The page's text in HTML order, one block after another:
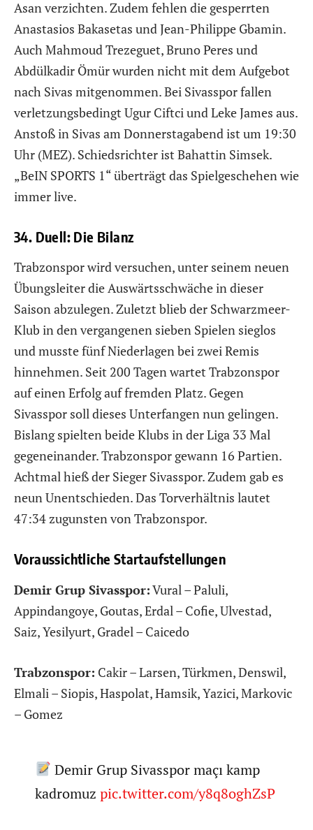
Asan verzichten. Zudem fehlen die gesperrten
Anastasios Bakasetas und Jean-Philippe Gbamin.
Auch Mahmoud Trezeguet, Bruno Peres und
Abdülkadir Ömür wurden nicht mit dem Aufgebot
nach Sivas mitgenommen. Bei Sivasspor fallen
verletzungsbedingt Ugur Ciftci und Leke James aus.
Anstoß in Sivas am Donnerstagabend ist um 19:30
Uhr (MEZ). Schiedsrichter ist Bahattin Simsek.
„BeIN SPORTS 1“ überträgt das Spielgeschehen wie
immer live.
34. Duell: Die Bilanz
Trabzonspor wird versuchen, unter seinem neuen
Übungsleiter die Auswärtsschwäche in dieser
Saison abzulegen. Zuletzt blieb der Schwarzmeer-
Klub in den vergangenen sieben Spielen sieglos
und musste fünf Niederlagen bei zwei Remis
hinnehmen. Seit 200 Tagen wartet Trabzonspor
auf einen Erfolg auf fremden Platz. Gegen
Sivasspor soll dieses Unterfangen nun gelingen.
Bislang spielten beide Klubs in der Liga 33 Mal
gegeneinander. Trabzonspor gewann 16 Partien.
Achtmal hieß der Sieger Sivasspor. Zudem gab es
neun Unentschieden. Das Torverhältnis lautet
47:34 zugunsten von Trabzonspor.
Voraussichtliche Startaufstellungen
Demir Grup Sivasspor:Vural – Paluli,
Appindangoye, Goutas, Erdal – Cofie, Ulvestad,
Saiz, Yesilyurt, Gradel – Caicedo
Trabzonspor: Cakir – Larsen, Türkmen, Denswil,
Elmali – Siopis, Haspolat, Hamsik, Yazici, Markovic
– Gomez
Demir Grup Sivasspor maçı kamp
kadromuzpic.twitter.com/y8q8oghZsP